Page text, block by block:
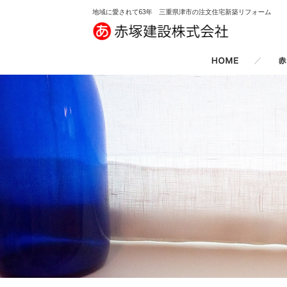
地域に愛されて63年 三重県津市の注文住宅新築リフォーム
／